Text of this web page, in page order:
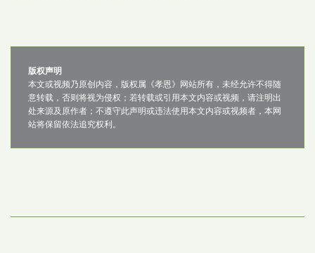
版权声明
本文或视频乃原创内容，版权属《孝恩》网站所有，未经允许不得随
意转载，否则将视为侵权；若转载或引用本文内容或视频，请注明出
处来源及原作者；不遵守此声明或违法使用本文内容或视频者，本网
站将保留依法追究权利。